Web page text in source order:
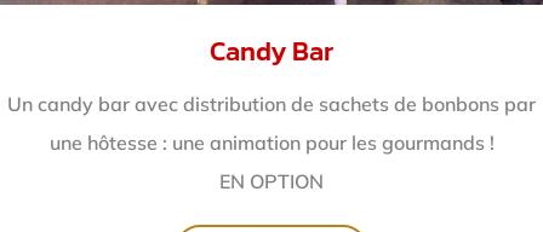
Candy Bar
Un candy bar avec distribution de sachets de bonbons par
une hôtesse : une animation pour les gourmands !
EN OPTION